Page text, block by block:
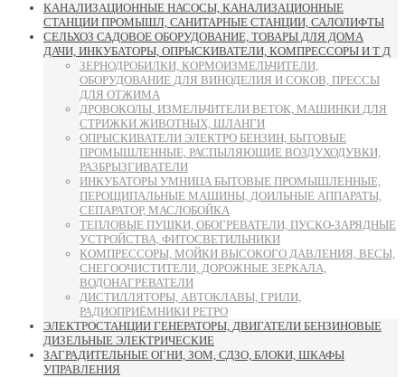
КАНАЛИЗАЦИОННЫЕ НАСОСЫ, КАНАЛИЗАЦИОННЫЕ
СТАНЦИИ ПРОМЫШЛ, САНИТАРНЫЕ СТАНЦИИ, САЛОЛИФТЫ
СЕЛЬХОЗ САДОВОЕ ОБОРУДОВАНИЕ, ТОВАРЫ ДЛЯ ДОМА
ДАЧИ, ИНКУБАТОРЫ, ОПРЫСКИВАТЕЛИ, КОМПРЕССОРЫ И Т Д
ЗЕРНОДРОБИЛКИ, КОРМОИЗМЕЛЬЧИТЕЛИ,
ОБОРУДОВАНИЕ ДЛЯ ВИНОДЕЛИЯ И СОКОВ, ПРЕССЫ
ДЛЯ ОТЖИМА
ДРОВОКОЛЫ, ИЗМЕЛЬЧИТЕЛИ ВЕТОК, МАШИНКИ ДЛЯ
СТРИЖКИ ЖИВОТНЫХ, ШЛАНГИ
ОПРЫСКИВАТЕЛИ ЭЛЕКТРО БЕНЗИН, БЫТОВЫЕ
ПРОМЫШЛЕННЫЕ, РАСПЫЛЯЮЩИЕ ВОЗДУХОДУВКИ,
РАЗБРЫЗГИВАТЕЛИ
ИНКУБАТОРЫ УМНИЦА БЫТОВЫЕ ПРОМЫШЛЕННЫЕ,
ПЕРОЩИПАЛЬНЫЕ МАШИНЫ, ДОИЛЬНЫЕ АППАРАТЫ,
СЕПАРАТОР, МАСЛОБОЙКА
ТЕПЛОВЫЕ ПУШКИ, ОБОГРЕВАТЕЛИ, ПУСКО-ЗАРЯДНЫЕ
УСТРОЙСТВА, ФИТОСВЕТИЛЬНИКИ
КОМПРЕССОРЫ, МОЙКИ ВЫСОКОГО ДАВЛЕНИЯ, ВЕСЫ,
СНЕГООЧИСТИТЕЛИ, ДОРОЖНЫЕ ЗЕРКАЛА,
ВОДОНАГРЕВАТЕЛИ
ДИСТИЛЛЯТОРЫ, АВТОКЛАВЫ, ГРИЛИ,
РАДИОПРИЁМНИКИ РЕТРО
ЭЛЕКТРОСТАНЦИИ ГЕНЕРАТОРЫ, ДВИГАТЕЛИ БЕНЗИНОВЫЕ
ДИЗЕЛЬНЫЕ ЭЛЕКТРИЧЕСКИЕ
ЗАГРАДИТЕЛЬНЫЕ ОГНИ, ЗОМ, СДЗО, БЛОКИ, ШКАФЫ
УПРАВЛЕНИЯ